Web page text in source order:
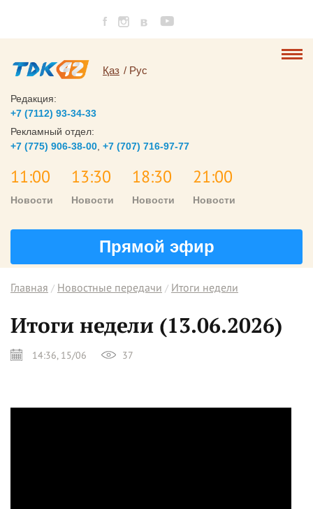
Қаз Рус
Редакция:
+7 (7112) 93-34-33
Рекламный отдел:
+7 (775) 906-38-00 +7 (707) 716-97-77
11:00
Новости
13:30
Новости
18:30
Новости
21:00
Новости
Прямой эфир
Главная Новостные передачи Итоги недели
Итоги недели (13.06.2026)
14:36, 15/06 37